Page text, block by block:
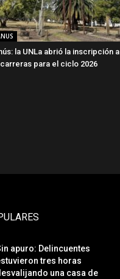
la UNLa abrió la inscripción a
carreras para el ciclo 2026
apuro: Delincuentes
tres horas
una casa de